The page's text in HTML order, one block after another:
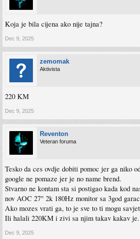
Koja je bila cijena ako nije tajna?
Dec 9, 2025
zemomak
Aktivista
220 KM
Dec 9, 2025
Reventon
Veteran foruma
Tesko da ces ovdje dobiti pomoc jer ga niko
google ne pomaze jer je no name brend.
Stvarno ne kontam sta si postigao kada kod
nov AOC 27" 2k 180Hz monitor sa 3god
Ako mozes vrati ga, to je sve to ti mogu
Ili halali 220KM i zivi sa njim takav kakav je.
Dec 9, 2025